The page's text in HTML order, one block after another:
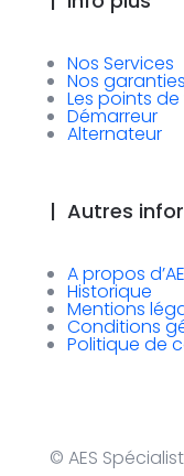
Nos Services
Nos garanties
Les points
Démarreur
Alternateur
| Autres
A propos
Historique
Mentions
Conditions
Politique de
© AES